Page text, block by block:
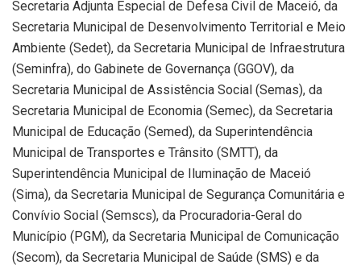
Secretaria Adjunta Especial de Defesa Civil de Maceió, da
Secretaria Municipal de Desenvolvimento Territorial e Meio
Ambiente (Sedet), da Secretaria Municipal de Infraestrutura
(Seminfra), do Gabinete de Governança (GGOV), da
Secretaria Municipal de Assistência Social (Semas), da
Secretaria Municipal de Economia (Semec), da Secretaria
Municipal de Educação (Semed), da Superintendência
Municipal de Transportes e Trânsito (SMTT), da
Superintendência Municipal de Iluminação de Maceió
(Sima), da Secretaria Municipal de Segurança Comunitária e
Convívio Social (Semscs), da Procuradoria-Geral do
Município (PGM), da Secretaria Municipal de Comunicação
(Secom), da Secretaria Municipal de Saúde (SMS) e da